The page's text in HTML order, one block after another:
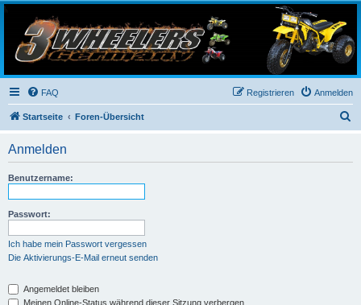
3-Wheelers Germany
Honda, Yamaha, Kawasaki Trike
FAQ Anmelden
Registrieren
Startseite Foren-Übersicht
Anmelden
Benutzername:
Passwort:
Ich habe mein Passwort vergessen
Die Aktivierungs-E-Mail erneut senden
Angemeldet bleiben
Meinen Online-Status während dieser Sitzung verbergen